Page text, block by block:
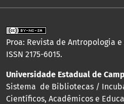
Proa: Revista de Antropologia e
ISSN 2175-6015.
Universidade Estadual de
Sistema de Bibliotecas /
Científicos, Acadêmicos e